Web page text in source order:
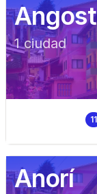
1ciudad
11
Anorí